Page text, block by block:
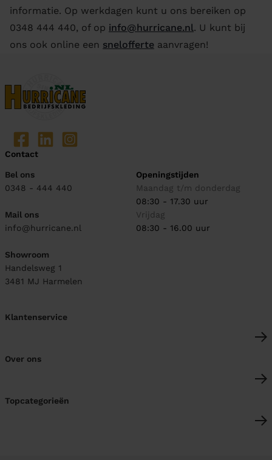
informatie. Op werkdagen kunt u ons bereiken op
0348 444 440, of op info@hurricane.nl. U kunt bij
ons ook online een snelofferte aanvragen!
Contact
Bel ons
0348 - 444 440
Mail ons
info@hurricane.nl
Showroom
Handelsweg 1
3481 MJ Harmelen
Openingstijden
Maandag t/m donderdag
08:30 - 17.30 uur
Vrijdag
08:30 - 16.00 uur
Klantenservice
Over ons
Topcategorieën